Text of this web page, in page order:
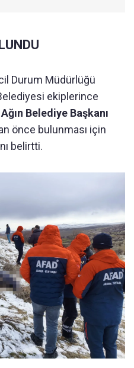
Durum Müdürlüğü
ekiplerince
Ağın Belediye Başkanı
önce bulunması için
belirtti.